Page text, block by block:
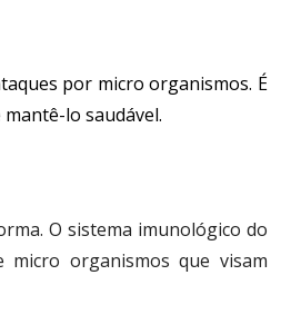
por micro organismos. É
lo saudável.
O sistema imunológico do
organismos que visam